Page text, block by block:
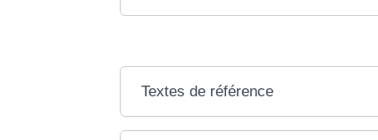
Textes de référence